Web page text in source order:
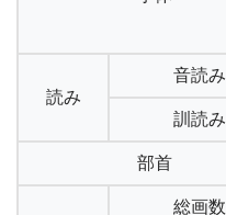
読み
音読み
訓読み
部首
総画数